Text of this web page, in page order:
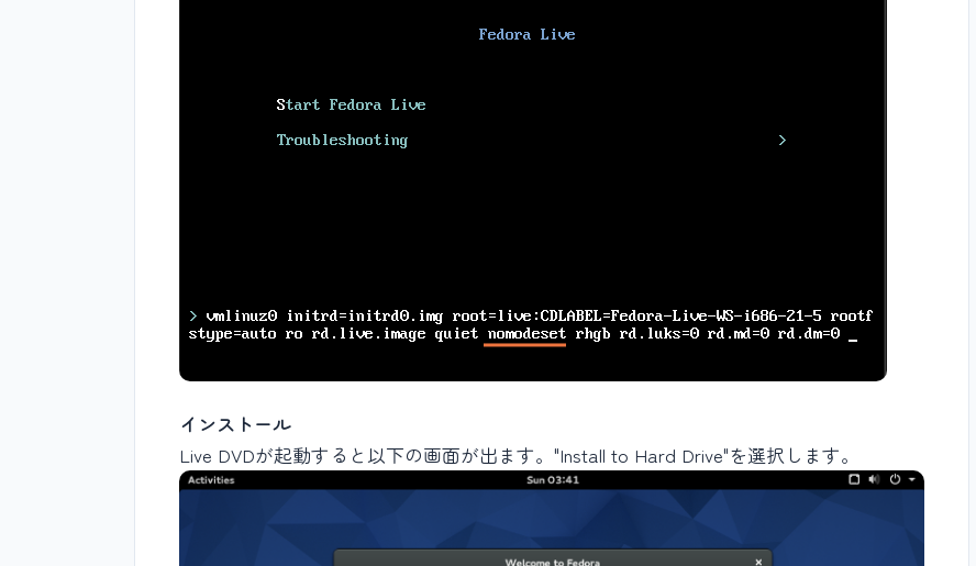
インストール
Live DVDが起動すると以下の画面が出ます。"Install to Hard Drive"を選択します。